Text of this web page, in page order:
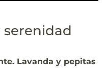
serenidad
Lavanda y pepitas